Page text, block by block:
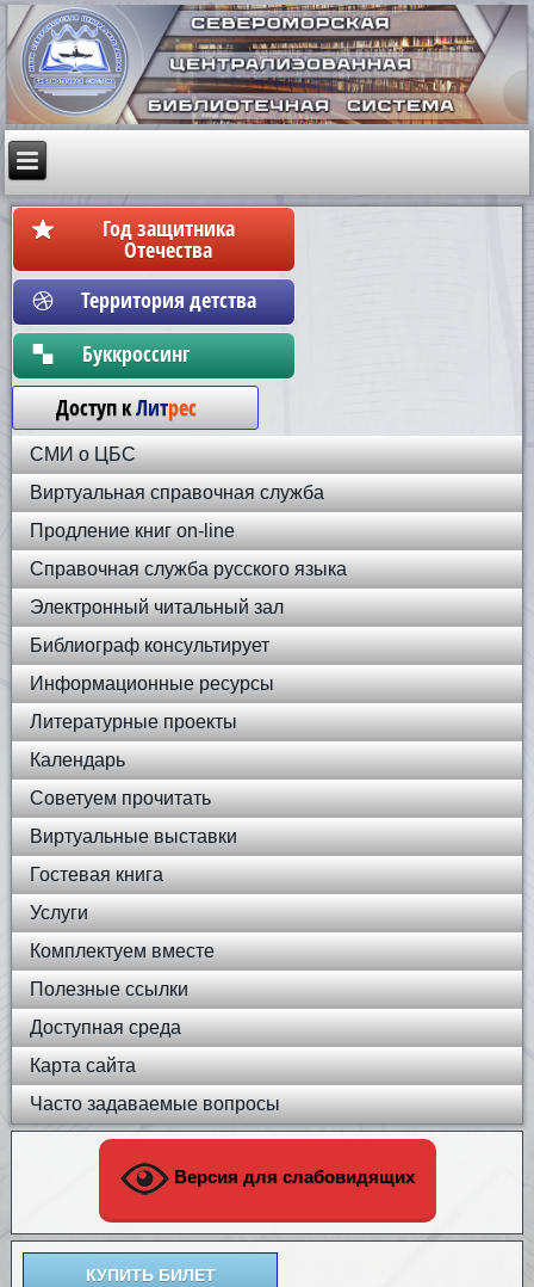
Год защитника
Отечества
Территория детства
Бyккpoccинг
Доступ кЛитрес
СМИ о ЦБС
Виртуальная справочная служба
Продление книг on-line
Справочная служба русского языка
Электронный читальный зал
Библиограф консультирует
Информационные ресурсы
Литературные проекты
Календарь
Советуем прочитать
Виртуальные выставки
Гостевая книга
Услуги
Комплектуем вместе
Полезные ссылки
Доступная среда
Карта сайта
Часто задаваемые вопросы
Версия для слабовидящих
КУПИТЬ БИЛЕТ